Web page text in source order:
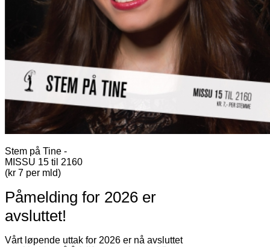
Stem på Tine -
MISSU 15 til 2160
(kr 7 per mld)
Påmelding for 2026 er
avsluttet!
Vårt løpende uttak for 2026 er nå avsluttet